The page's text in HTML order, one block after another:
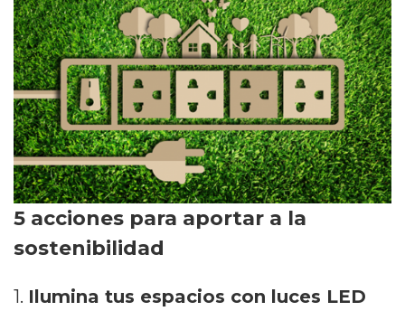
5 acciones para aportar a la
sostenibilidad
1. Ilumina tus espacios con luces LED